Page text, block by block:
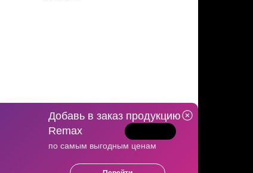
Политика конфиденцильности
по самым выгодным ценам
Добавь в заказ продукцию
Remax